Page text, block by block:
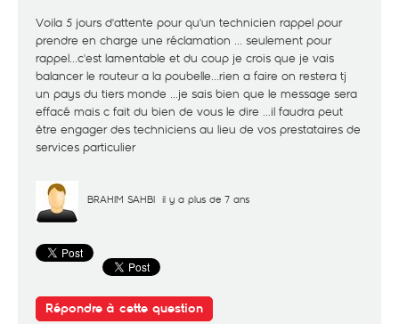
Voila 5 jours d'attente pour qu'un technicien rappel pour
prendre en charge une réclamation ... seulement pour
rappel...c'est lamentable et du coup je crois que je vais
balancer le routeur a la poubelle...rien a faire on restera tj
un pays du tiers monde ...je sais bien que le message sera
effacé mais c fait du bien de vous le dire ...il faudra peut
être engager des techniciens au lieu de vos prestataires de
services particulier
BRAHIM SAHBI il y a plus de 7 ans
Répondre à cette question